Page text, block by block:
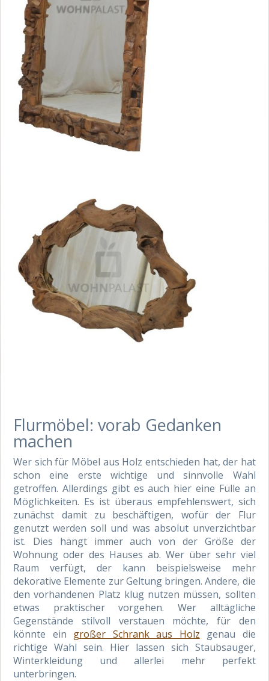
Flurmöbel: vorab Gedanken
machen
Wer sich für Möbel aus Holz entschieden hat, der hat
schon eine erste wichtige und sinnvolle Wahl
getroffen. Allerdings gibt es auch hier eine Fülle an
Möglichkeiten. Es ist überaus empfehlenswert, sich
zunächst damit zu beschäftigen, wofür der Flur
genutzt werden soll und was absolut unverzichtbar
ist. Dies hängt immer auch von der Größe der
Wohnung oder des Hauses ab. Wer über sehr viel
Raum verfügt, der kann beispielsweise mehr
dekorative Elemente zur Geltung bringen. Andere, die
den vorhandenen Platz klug nutzen müssen, sollten
etwas praktischer vorgehen. Wer alltägliche
Gegenstände stilvoll verstauen möchte, für den
könnte ein großer Schrank aus Holz genau die
richtige Wahl sein. Hier lassen sich Staubsauger,
Winterkleidung und allerlei mehr perfekt
unterbringen.